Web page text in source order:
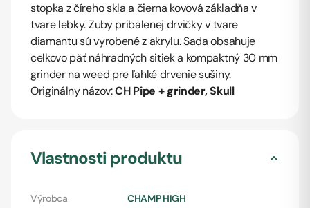
stopka z číreho skla a čierna kovová základňa v
tvare lebky. Zuby pribalenej drvičky v tvare
diamantu sú vyrobené z akrylu. Sada obsahuje
celkovo päť náhradných sitiek a kompaktný 30 mm
grinder na weed pre ľahké drvenie sušiny.
Originálny názov:CH Pipe + grinder, Skull
Vlastnosti produktu
Výrobca
CHAMP HIGH